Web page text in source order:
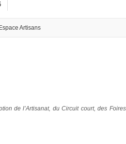
Espace Artisans
de l’Artisanat, du Circuit court, des